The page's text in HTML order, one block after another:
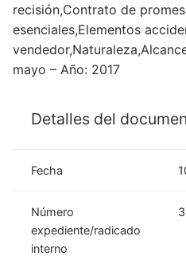
recisión,Contrato de
esenciales,Elementos
mayo – Año: 2017
Detalles del
Fecha
Número
expediente/radicado
interno